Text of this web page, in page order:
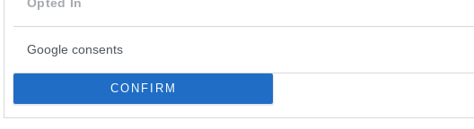
Google consents
CONFIRM